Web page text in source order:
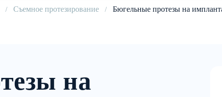
Съемное протезирование Бюгельные протезы на
на